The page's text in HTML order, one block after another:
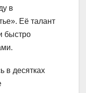
в
Её талант
быстро
в десятках